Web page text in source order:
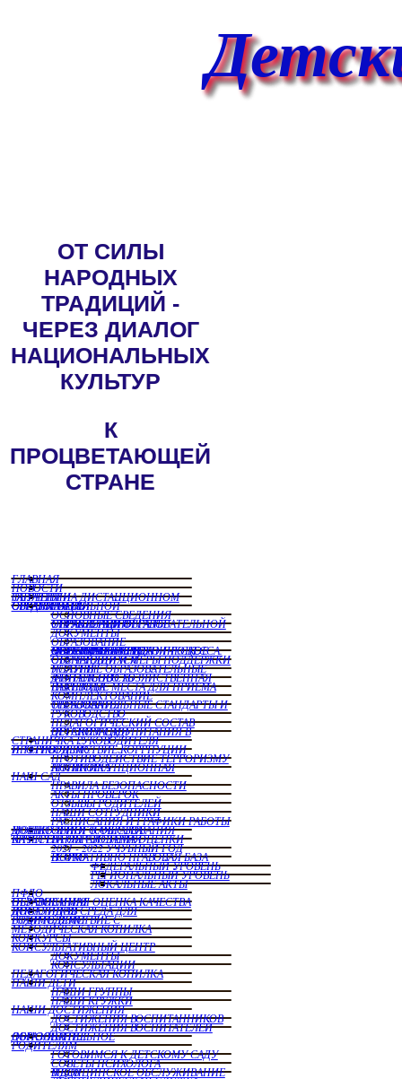
ГЛАВНАЯ
НОВОСТИ
ЗАНЯТИЯ НА ДИСТАНЦИОННОМ ОБУЧЕНИИ
СВЕДЕНИЯ ОБ ОБРАЗОРВАТЕЛЬНОЙ ОРГАНИЗАЦИИ
ОСНОВНЫЕ СВЕДЕНИЯ
СТРУКТУРА И ОРГАНЫ УПРАВЛЕНИЯ ОБРАЗОВАТЕЛЬНОЙ ОРГАНИЗАЦИИ
ДОКУМЕНТЫ
ОБРАЗОВАНИЕ
МАТЕРИАЛЬНО ТЕХНИЧЕСКОЕ ОБЕСПЕЧЕНИЕ И ОСНАЩЕННОСТЬ ОБРАЗОВАТЕЛЬНОГО ПРОЦЕССА. ДОСТУПНАЯ СРЕДА
СТЕПЕНДИИ И МЕРЫ ПОДДЕРЖКИ ОБУЧАЮЩИХСЯ
ПЛАТНЫЕ ОБРАЗОВАТЕЛЬНЫЕ УСЛУГИ
ФИНАНСОВО ХОЗЯЙСТВЕННАЯ ДЕЯТЕЛЬНОСТЬ
ВАКНТНЫЕ МЕСТА ДЛЯ ПРИЕМА ПЕРЕВОДА
КОМПЛЕКТОВАНИЕ
ОБРАЗОВАТЕЛЬНЫЕ СТАНДАРТЫ И ТРЕБОВАНИЯ
РУКОВОДСТВО
ПЕДАГОГИЧЕСКИЙ СОСТАВ
ОРГАНИЗАЦИЯ ПИТАНИЯ В ДЕТСКОМ САДУ
СТРАНИЧКА РУКОВОДИТЕЛЯ
ПРОТИВОДЕЙСТВИЕ КОРРПУЦИИ И ТЕРРОРИЗМУ
ПРОТИВОДЕЙСТВИЕ ТЕРРОРИЗМУ
АНТИКОРРУПЦИОННАЯ ПОЛИТИКА
НАШ САД
ПРАВИЛА БЕЗОПАСНОСТИ
АКТЫ ПРОВЕРОК
ОТЗЫВЫ РОДИТЕЛЕЙ
НАШИ СОТРУДНИКИ
РАСПИСАНИЯ И ГРАФИКИ РАБОТЫ
МОНИТОРИНГ КАЧЕСТВА ДОШКОЛЬНОГО ОБРАЗОВАНИЯ
ВНУТРЕННЯЯ СИСТЕМА ОЦЕНКИ КАЧЕСТВА ОБРАЗОВАНИЯ
2021 - 2022 УЧУБНЫЙ ГОД
НОРМАТИВНО ПРАВОВАЯ БАЗА ВСОКО
ФЕДЕРАЛЬНЫЙ УРОВЕНЬ
РЕГИОНАЛЬНЫЙ УРОВЕНЬ
ЛОКАЛЬНЫЕ АКТЫ
ПФДО
НЕЗАВИСИМАЯ ОЦЕНКА КАЧЕСТВА ОБРАЗОВАНИЯ
ДОСТУПНАЯ СРЕДА ДЛЯ ИНВАЛИДОВ
ВЗАИМОДЕЙСТВИЕ С РОДИТЕЛЯМИ
МЕТОДИЧЕСКАЯ КОПИЛКА
КОНКУРСЫ
КОНСУЛЬТАТИВНЫЙ ЦЕНТР
ДОКУМЕНТЫ
КОНСУЛЬТАЦИИ
ПЕДАГОГИЧЕСКАЯ КОПИЛКА
НАШИ ДЕТИ
НАШИ ГРУППЫ
НАШИ КРУЖКИ
НАШИ ДОСТИЖЕНИЯ
ДОСТИЖЕНИЯ ВОСПИТАННИКОВ
ДОСТИЖЕНИЯ ВОСПИТАТЕЛЕЙ
ДОПОЛНИТЕЛЬНОЕ ОБРАЗОВАНИЕ
РОДИТЕЛЯМ
ГОТОВИМСЯ К ДЕТСКОМУ САДУ
СОВЕТЫ ПСИХОЛОГА
МЕДИЦИНСКОЕ ОБСЛУЖИВАНИЕ В ДОУ